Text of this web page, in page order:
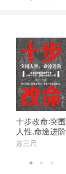
十步改命:突围
人性,命途进阶
苏三尺